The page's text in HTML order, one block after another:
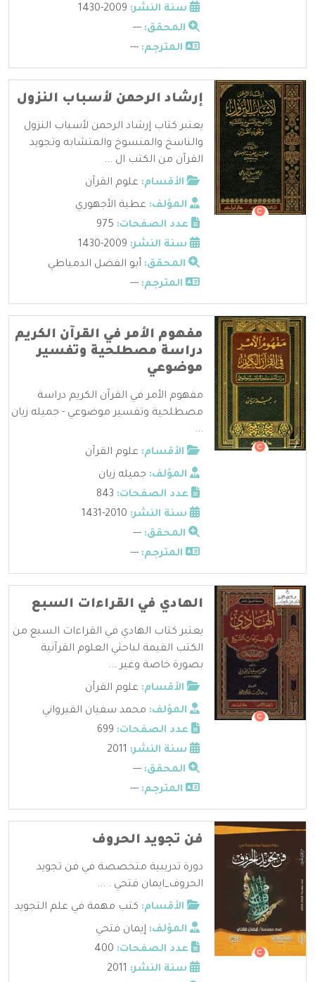
سنة النشر:
المحقق: ---
المترجم: ---
إرشاد الرحمن لأسباب النزول
يعتبر كتاب إرشاد الرحمن لأسباب النزول
والناسخ والمنسوخ والمتشابه وتجويد
القرآن من الكتب ال ...
الأقسام: علوم القرآن
المؤلف: عطية الأجهوري
عدد الصفحات:
سنة النشر:
المحقق: أبو الفضل الدمياطي
المترجم: ---
مفهوم الأمر في القرآن الكريم
دراسة مصطلحية وتفسير
موضوعي
مفهوم الأمر في القرآن الكريم دراسة
مصطلحية وتفسير موضوعي - جميله زيان
...
الأقسام: علوم القرآن
المؤلف: جميله زيان
عدد الصفحات:
سنة النشر:
المحقق: ---
المترجم: ---
الهادي في القراءات السبع
يعتبر كتاب الهادي في القراءات السبع من
الكتب القيمة لباحثي العلوم القرآنية
بصورة خاصة وغير ...
الأقسام: علوم القرآن
المؤلف: محمد سفيان القيرواني
عدد الصفحات:
سنة النشر:
المحقق: ---
المترجم: ---
فن تجويد الحروف
دورة تدريبية متخصصة في فن تجويد
الحروف_ايمان فتحي . ...
الأقسام: كتب مهمة في علم التجويد
المؤلف: إيمان فتحي
عدد الصفحات:
سنة النشر: